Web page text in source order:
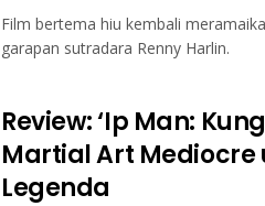
Film bertema hiu kembali
garapan sutradara Renny Harlin.
Review: ‘Ip Man:
Martial Art Mediocre
Legenda